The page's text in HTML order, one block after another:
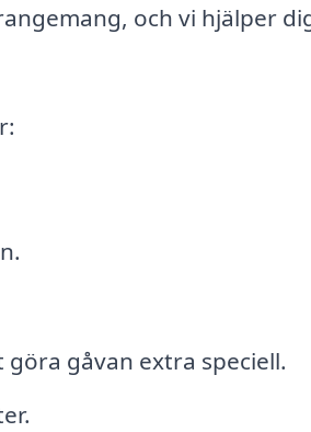
och vi hjälper
gåvan extra speciell.